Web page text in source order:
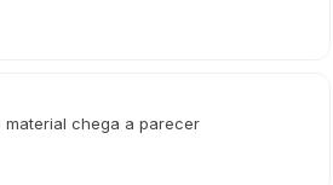
chega a parecer